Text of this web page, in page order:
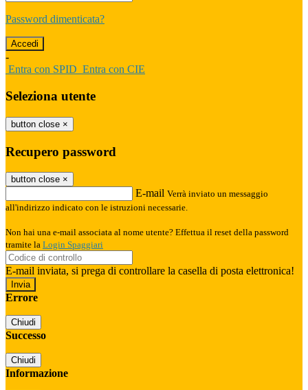
Password dimenticata?
-
Entra con SPID Entra con CIE
Seleziona utente
button close ×
Recupero password
button close ×
E-mail Verrà inviato un messaggio
all'indirizzo indicato con le istruzioni necessarie.
Non hai una e-mail associata al nome utente? Effettua il reset della password
tramite la Login Spaggiari
E-mail inviata, si prega di controllare la casella di posta elettronica!
Errore
Chiudi
Successo
Chiudi
Informazione